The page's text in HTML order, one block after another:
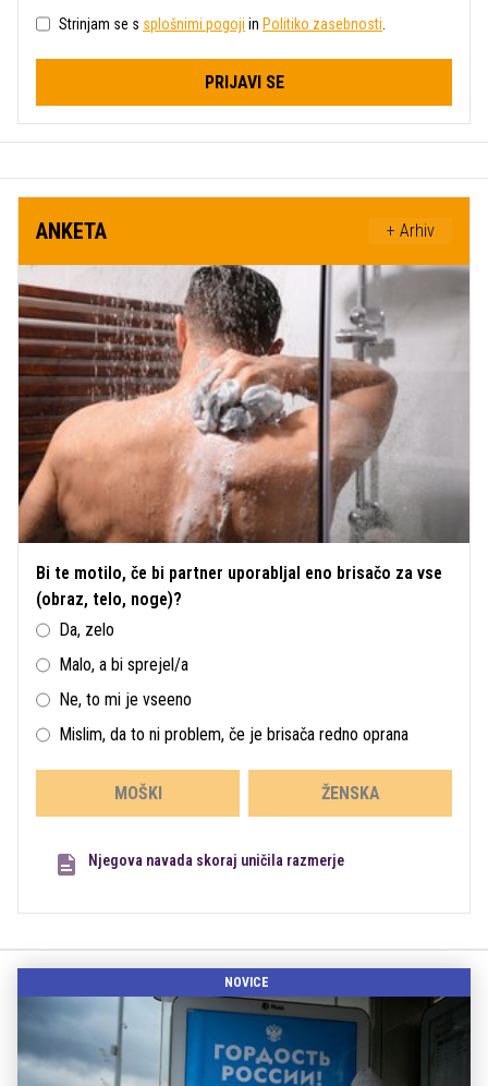
Strinjam se s splošnimi pogoji in Politiko zasebnosti
PRIJAVI SE
ANKETA + Arhiv
Bi te motilo, če bi partner uporabljal eno brisačo za vse
(obraz, telo, noge)?
Da, zelo
Malo, a bi sprejel/a
Ne, to mi je vseeno
Mislim, da to ni problem, če je brisača redno oprana
MOŠKI ŽENSKA
Njegova navada skoraj uničila razmerje
NOVICE